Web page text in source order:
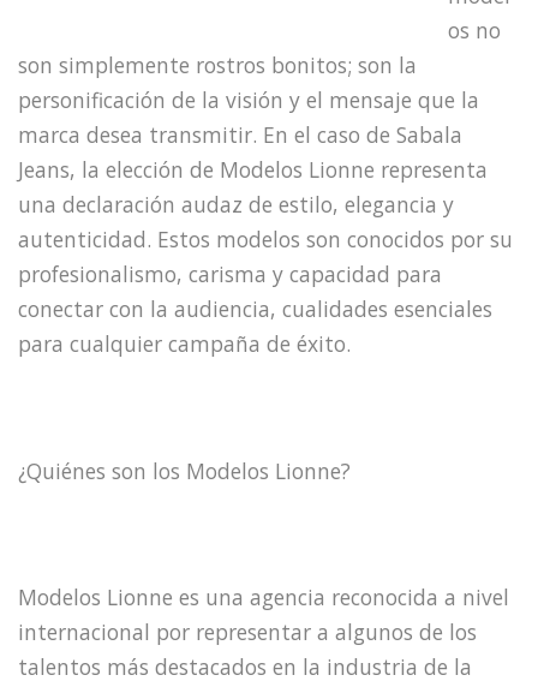
os no
son simplemente rostros bonitos; son la
personificación de la visión y el mensaje que la
marca desea transmitir. En el caso de Sabala
Jeans, la elección de Modelos Lionne representa
una declaración audaz de estilo, elegancia y
autenticidad. Estos modelos son conocidos por su
profesionalismo, carisma y capacidad para
conectar con la audiencia, cualidades esenciales
para cualquier campaña de éxito.
¿Quiénes son los Modelos Lionne?
Modelos Lionne es una agencia reconocida a nivel
internacional por representar a algunos de los
talentos más destacados en la industria de la